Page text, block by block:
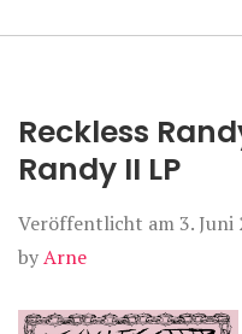
Reckless
Randy II LP
Veröffentlicht am 3. Juni
byArne